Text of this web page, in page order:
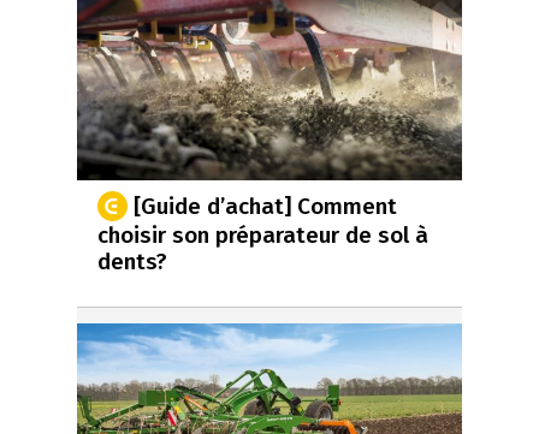
[Guide d’achat] Comment
choisir son préparateur de sol à
dents?